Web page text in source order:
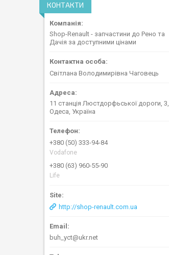
КОНТАКТИ
Shop-Renault - запчастини до Рено та
Дачія за доступними цінами
Світлана Володимирівна Чаговець
11 станція Люстдорфьської дороги, 3,
Одеса, Україна
+380 (50) 333-94-84
Vodafone
+380 (63) 960-55-90
Life
http://shop-renault.com.ua
buh_yct@ukr.net